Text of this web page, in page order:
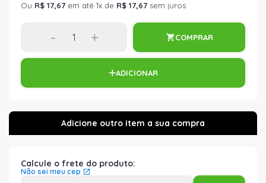
Ou R$ 17,67 em até 1x de R$ 17,67 sem juros
- + COMPRAR
ADICIONAR
Calcule o frete do produto:
Não sei meu cep